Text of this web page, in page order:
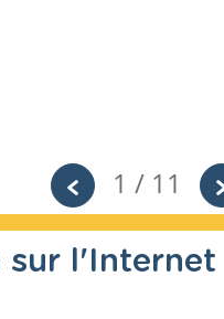
1 / 11
sur l'Internet